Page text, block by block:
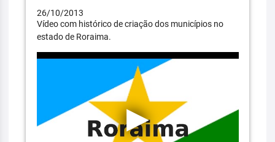
26/10/2013
Vídeo com histórico de criação dos municípios no
estado de Roraima.